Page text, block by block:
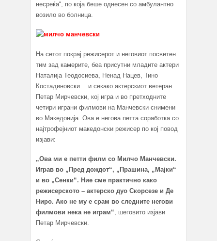
несреќа“, по која беше однесен со амбулантно
возило во болница.
На сетот покрај режисерот и неговиот посветен
тим зад камерите, беа присутни младите актери
Наталија Теодосиева, Ненад Нацев, Тино
Костадиновски… и секако актерскиот ветеран
Петар Мирчевски, кој игра и во претходните
четири играни филмови на Манчевски снимени
во Македонија. Ова е негова петта соработка со
најтрофејниот македонски режисер по кој повод
изјави:
„Ова ми е петти филм со Милчо Манчевски.
Играв во „Пред дождот“, „Прашина, „Мајки“
и во „Сенки“. Ние сме практично како
режисерското – актерско дуо Скорсезе и Де
Ниро. Ако не му е срам во следните негови
филмови нека не играм“, шеговито изјави
Петар Мирчевски.